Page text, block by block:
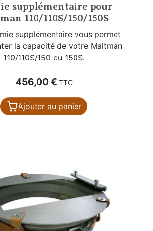
supplémentaire pour
110/110S/150/150S
supplémentaire vous permet
la capacité de votre Maltman
110/110S/150 ou 150S.
Prix
456,00 € TTC
Ajouter au panier